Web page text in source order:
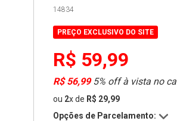
14834
PREÇO EXCLUSIVO DO SITE
R$ 59,99
R$ 56,995% off à vista no
ou 2xde R$ 29,99
Opções de Parcelamento: